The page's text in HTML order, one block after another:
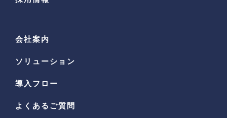
会社案内
ソリューション
導入フロー
よくあるご質問